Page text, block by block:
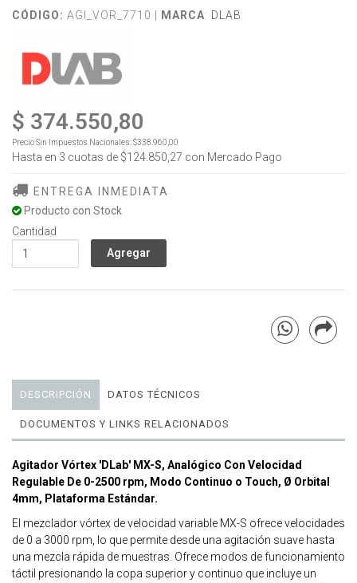
CÓDIGO: AGI_VOR_7710 | MARCA: DLAB
$ 374.550,80
Precio Sin Impuestos Nacionales:$338.960,00
Hasta en 3 cuotas de $124.850,27 con Mercado Pago
ENTREGA INMEDIATA
Producto con Stock
Cantidad
DESCRIPCIÓN DATOS TÉCNICOS
DOCUMENTOS Y LINKS RELACIONADOS
Agitador Vórtex 'DLab' MX-S, Analógico Con Velocidad
Regulable De 0-2500 rpm, Modo Continuo o Touch, Ø Orbital
4mm, Plataforma Estándar.
El mezclador vórtex de velocidad variable MX-S ofrece velocidades
de 0 a 3000 rpm, lo que permite desde una agitación suave hasta
una mezcla rápida de muestras. Ofrece modos de funcionamiento
táctil presionando la copa superior y continuo que incluye un